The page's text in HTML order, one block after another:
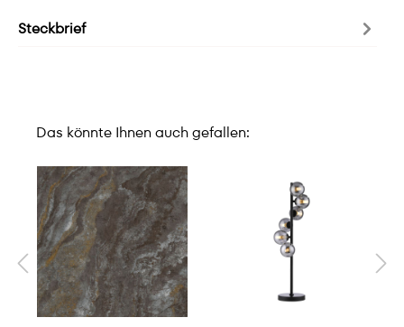
Steckbrief
Das könnte Ihnen auch gefallen: